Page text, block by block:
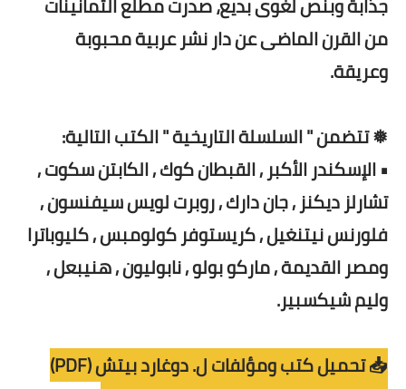
من القرن الماضى عن دار نشر عربية محبوبة
وعريقة.
❅ تتضمن " السلسلة التاريخية " الكتب التالية:
• الإسكندر الأكبر , القبطان كوك , الكابتن سكوت ,
تشارلز ديكنز , جان دارك , روبرت لويس سيفنسون ,
فلورنس نيتنغيل , كريستوفر كولومبس , كليوباترا
ومصر القديمة , ماركو بولو , نابوليون , هنيبعل ,
وليم شيكسبير.
📥 تحميل كتب ومؤلفات ل. دوغارد بيتش (PDF)